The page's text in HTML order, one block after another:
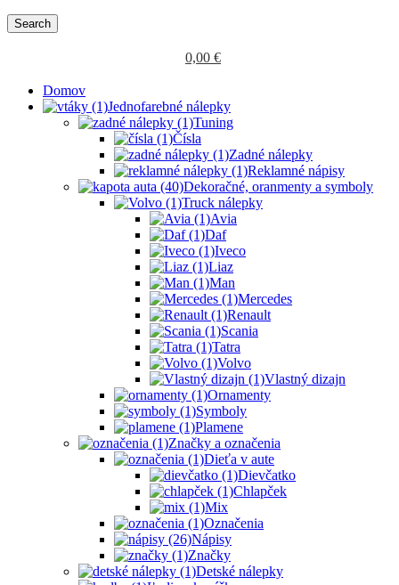
Search
0,00 €
Domov
Jednofarebné nálepky
Tuning
Čísla
Zadné nálepky
Reklamné nápisy
Dekoračné, oranmenty a symboly
Truck nálepky
Avia
Daf
Iveco
Liaz
Man
Mercedes
Renault
Scania
Tatra
Volvo
Vlastný dizajn
Ornamenty
Symboly
Plamene
Značky a označenia
Dieťa v aute
Dievčatko
Chlapček
Mix
Označenia
Nápisy
Značky
Detské nálepky